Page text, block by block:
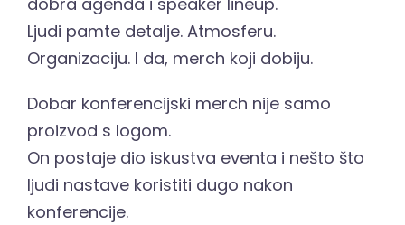
Hrvatski
Ljudi pamte detalje. Atmosferu.
Organizaciju. I da, merch koji dobiju.
Dobar konferencijski merch nije samo
proizvod s logom.
On postaje dio iskustva eventa i nešto što
ljudi nastave koristiti dugo nakon
konferencije.